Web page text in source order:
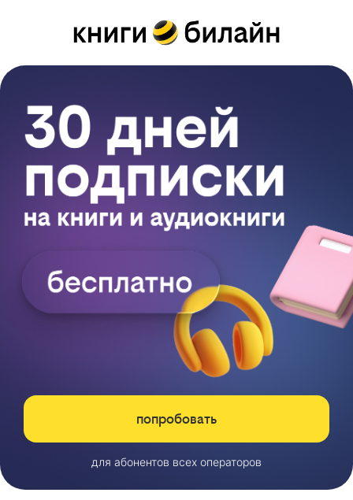
попробовать
для абонентов всех операторов